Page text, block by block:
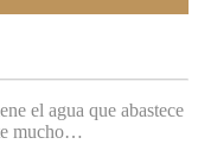
el agua que abastece
mucho…